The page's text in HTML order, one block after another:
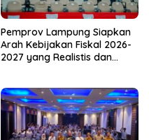
Pemprov Lampung Siapkan
Arah Kebijakan Fiskal 2026-
2027 yang Realistis dan